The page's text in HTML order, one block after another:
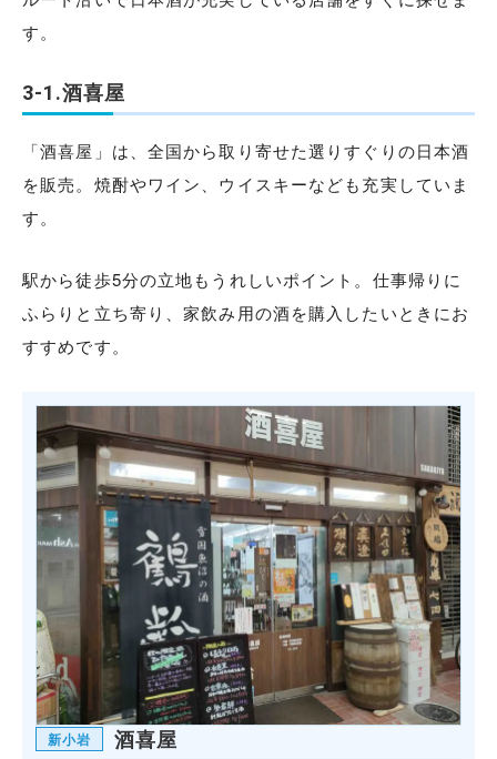
す。
3-1.酒喜屋
「酒喜屋」は、全国から取り寄せた選りすぐりの日本酒
を販売。焼酎やワイン、ウイスキーなども充実していま
す。
駅から徒歩5分の立地もうれしいポイント。仕事帰りに
ふらりと立ち寄り、家飲み用の酒を購入したいときにお
すすめです。
新小岩 酒喜屋